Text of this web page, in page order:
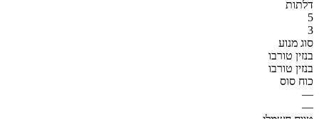
דלתות
5
3
סוג מנוע
בנזין טורבו
בנזין טורבו
כוח סוס
—
—